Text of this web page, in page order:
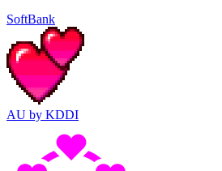
SoftBank
AU by KDDI